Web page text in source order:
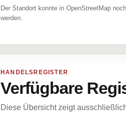
Der Standort konnte in OpenStreetMap
werden.
HANDELSREGISTER
Verfügbare
Diese Übersicht zeigt